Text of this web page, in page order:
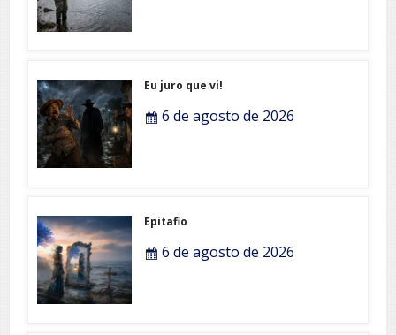
Eu juro que vi!
6 de agosto de 2026
Epitafio
6 de agosto de 2026